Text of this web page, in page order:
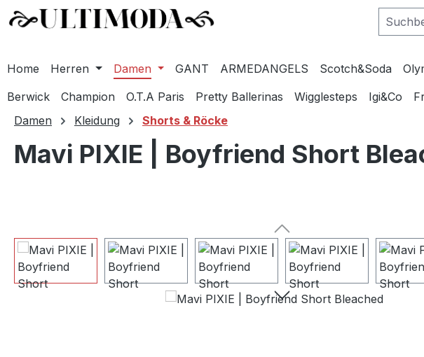
Hauptinhalt springen
Zur Suche springen
Zur Hauptnavigation springen
Home Herren Damen GANT ARMEDANGELS Scotch&Soda
Berwick
Champion O.T.A Paris Pretty Ballerinas Wigglesteps Igi&Co
Damen
Kleidung Shorts & Röcke
Mavi PIXIE | Boyfriend Short
Bildergalerie überspringen